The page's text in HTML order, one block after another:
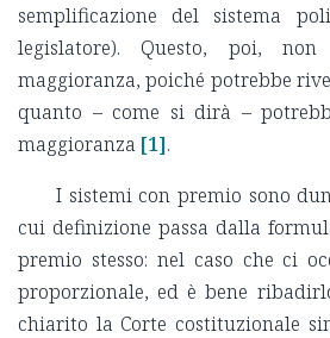
semplificazione del sistema
legislatore). Questo, poi,
maggioranza, poiché potrebbe
quanto – come si dirà –
maggioranza [1].
I sistemi con premio sono
cui definizione passa dalla
premio stesso: nel caso che ci
proporzionale, ed è bene
chiarito la Corte costituzionale